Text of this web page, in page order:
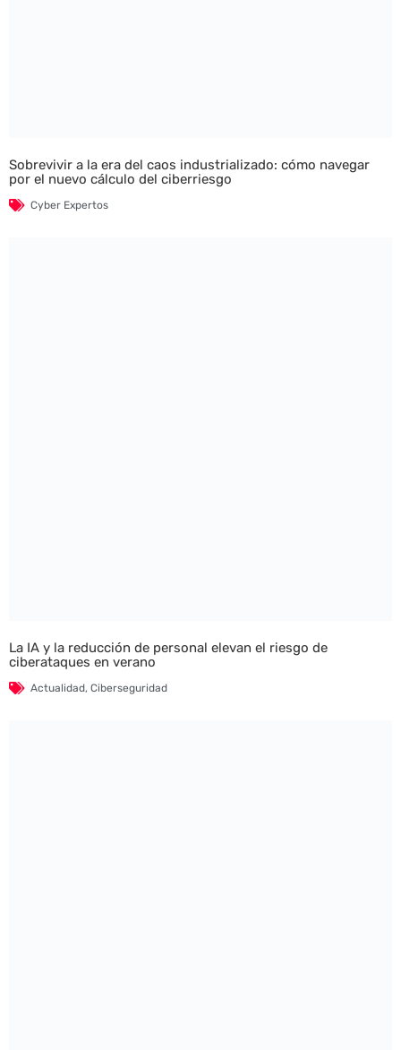
Sobrevivir a la era del caos industrializado: cómo navegar
por el nuevo cálculo del ciberriesgo
Cyber Expertos
La IA y la reducción de personal elevan el riesgo de
ciberataques en verano
Actualidad, Ciberseguridad